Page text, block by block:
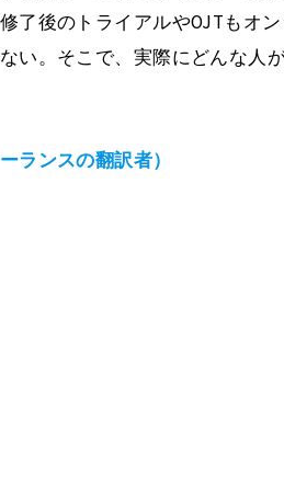
了後のトライアルやOJTもオ
い。そこで、実際にどんな人
ランスの翻訳者）